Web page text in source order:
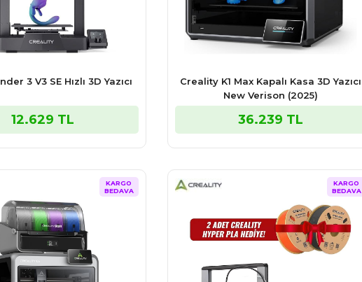
3 V3 SE Hızlı 3D Yazıcı
12.629 TL
Creality K1 Max Kapalı Kasa 3D Yazıcı
New Verison (2025)
36.239 TL
KARGO
BEDAVA
KARGO
BEDAVA